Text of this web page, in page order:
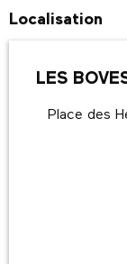
Localisation
LES
Place des